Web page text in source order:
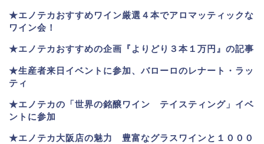
★エノテカおすすめワイン厳選４本でアロマッティックな
ワイン会！
★エノテカおすすめの企画『よりどり３本１万円』の記事
★生産者来日イベントに参加、バローロのレナート・ラッ
ティ
★エノテカの「世界の銘醸ワイン テイスティング」イベ
ントに参加
★エノテカ大阪店の魅力 豊富なグラスワインと１０００